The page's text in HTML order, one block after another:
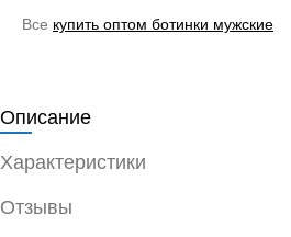
Все купить оптом ботинки мужские
Описание
Характеристики
Отзывы